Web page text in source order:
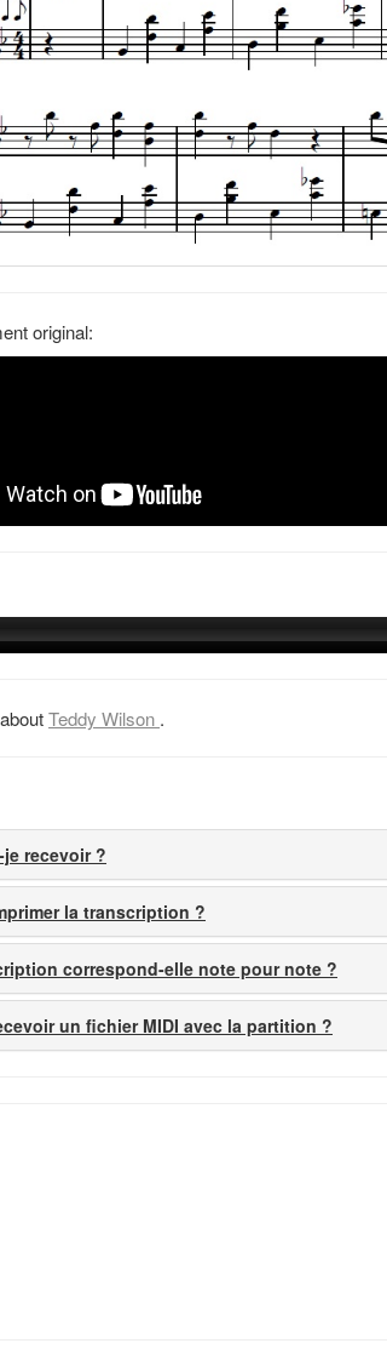
original:
Teddy Wilson .
recevoir ?
la transcription ?
correspond-elle note pour note ?
un fichier MIDI avec la partition ?